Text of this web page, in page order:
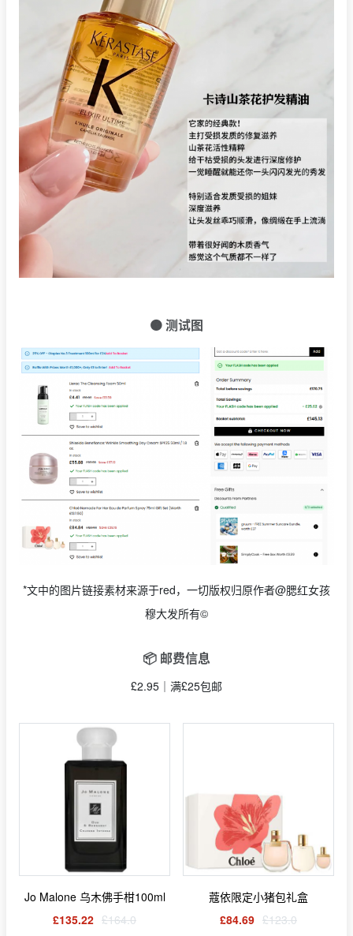
🟠 测试图
*文中的图片链接素材来源于red，一切版权归原作者@腮红女孩
穆大发所有©
📦 邮费信息
£2.95｜满£25包邮
Jo Malone 乌木佛手柑100ml
£135.22 £164.0
蔻依限定小猪包礼盒
£84.69 £123.0